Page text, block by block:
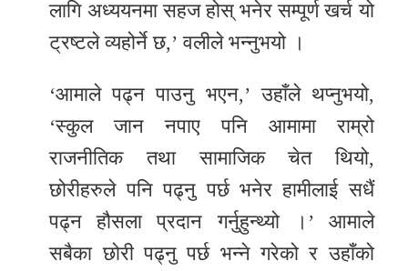
लागि अध्ययनमा सहज होस् भनेर सम्पूर्ण खर्च यो
ट्रष्टले व्यहोर्ने छ,’ वलीले भन्नुभयो ।
‘आमाले पढ्न पाउनु भएन,’ उहाँले थप्नुभयो,
‘स्कुल जान नपाए पनि आमामा राम्रो
राजनीतिक तथा सामाजिक चेत थियो,
छोरीहरुले पनि पढ्नु पर्छ भनेर हामीलाई सधैं
पढ्न हौसला प्रदान गर्नुहुन्थ्यो ।’ आमाले
सबैका छोरी पढ्नु पर्छ भन्ने गरेको र उहाँको